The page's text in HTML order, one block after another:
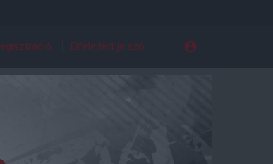
Elfelejtett jelszó